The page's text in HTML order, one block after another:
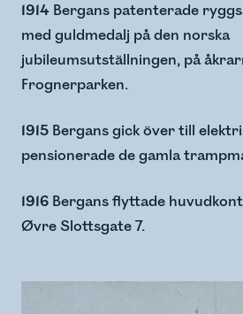
1914 Bergans patenterade
med guldmedalj på den norska
jubileumsutställningen, på
Frognerparken.
1915 Bergans gick över till
pensionerade de gamla
1916 Bergans flyttade
Øvre Slottsgate 7.